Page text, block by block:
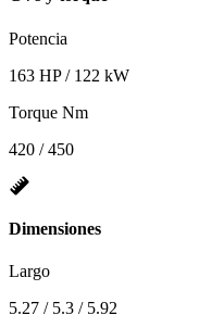
Potencia
163 HP / 122 kW
Torque Nm
420 / 450
Dimensiones
Largo
5.27 / 5.3 / 5.92